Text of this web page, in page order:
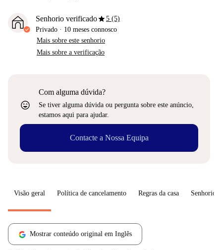
Senhorio verificadostar5 (5)
Privado · 10 meses connosco
Mais sobre este senhorio
Mais sobre a verificação
sentiment_very_satisfied
Com alguma dúvida?
Se tiver alguma dúvida ou pergunta sobre este anúncio,
estamos aqui para ajudar.
Contacte a Nossa Equipa
Visão geral Política de cancelamento Regras da casa Senhorio
Mostrar conteúdo original em Inglês